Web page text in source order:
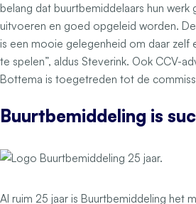
belang dat buurtbemiddelaars hun werk
uitvoeren en goed opgeleid worden.
is een mooie gelegenheid om daar zelf
te spelen”, aldus Steverink. Ook CCV-
Bottema is toegetreden tot de
Buurtbemiddeling is
Al ruim 25 jaar is Buurtbemiddeling het